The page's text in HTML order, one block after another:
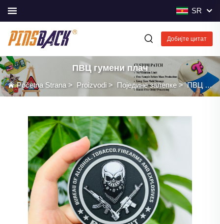
SR
Добијте цитат
ПВЦ гумени плач
Početna Strana> Proizvodi > Поједине залепке>ПВЦ гумени плач